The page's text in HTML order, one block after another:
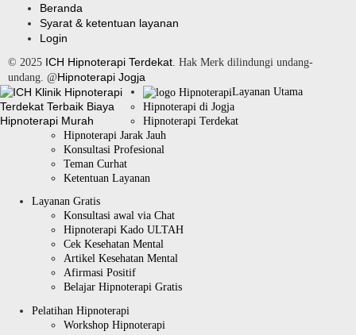
Beranda
Syarat & ketentuan layanan
Login
© 2025 ICH Hipnoterapi Terdekat. Hak Merk dilindungi undang-
undang. @Hipnoterapi Jogja
Layanan Utama
Hipnoterapi di Jogja
Hipnoterapi Terdekat
Hipnoterapi Jarak Jauh
Konsultasi Profesional
Teman Curhat
Ketentuan Layanan
Layanan Gratis
Konsultasi awal via Chat
Hipnoterapi Kado ULTAH
Cek Kesehatan Mental
Artikel Kesehatan Mental
Afirmasi Positif
Belajar Hipnoterapi Gratis
Pelatihan Hipnoterapi
Workshop Hipnoterapi